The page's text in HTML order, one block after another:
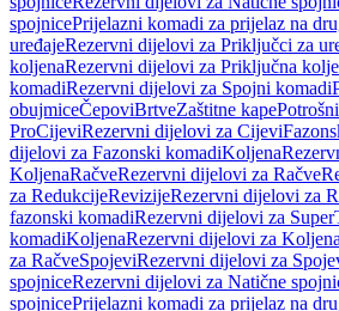
spojnicePrijelazni komadi za prijelaz na
uređajeRezervni dijelovi za Priključci za
koljenaRezervni dijelovi za Priključna
komadiRezervni dijelovi za Spojni komadi
obujmiceČepoviBrtveZaštitne kape
ProCijeviRezervni dijelovi za Cijevi
dijelovi za Fazonski komadiKoljena
KoljenaRačveRezervni dijelovi za Račve
za RedukcijeRevizijeRezervni dijelovi za
fazonski komadiRezervni dijelovi za
komadiKoljenaRezervni dijelovi za Koljena
za RačveSpojeviRezervni dijelovi za
spojniceRezervni dijelovi za Natične
spojnicePrijelazni komadi za prijelaz na